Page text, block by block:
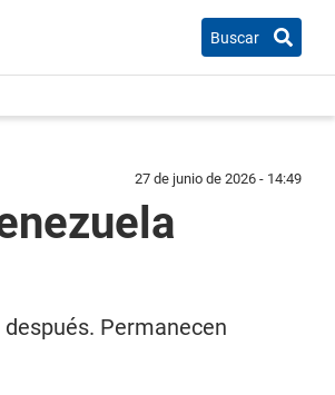
Buscar
27 de junio de 2026 - 14:49
Permanecen